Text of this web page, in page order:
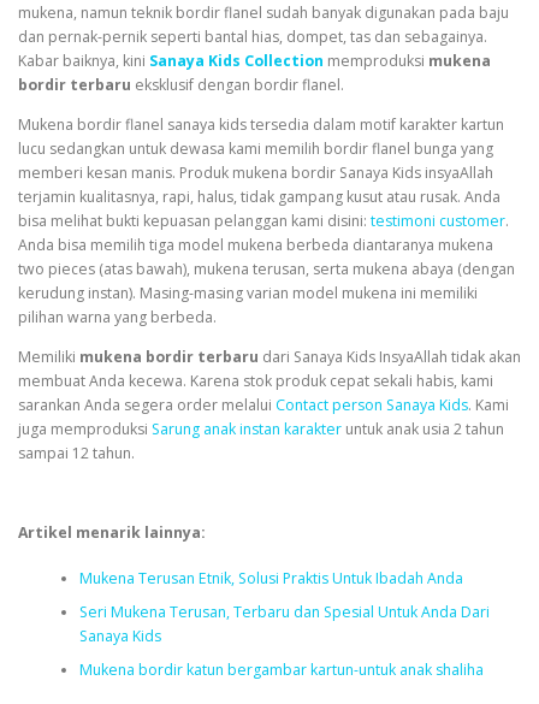
mukena, namun teknik bordir flanel sudah banyak digunakan pada baju
dan pernak-pernik seperti bantal hias, dompet, tas dan sebagainya.
Kabar baiknya, kini Sanaya Kids Collection memproduksi mukena
bordir terbaru eksklusif dengan bordir flanel.
Mukena bordir flanel sanaya kidstersedia dalam motif karakter kartun
lucu sedangkan untuk dewasa kami memilih bordir flanel bunga yang
memberi kesan manis. Produk mukena bordir Sanaya Kids insyaAllah
terjamin kualitasnya, rapi, halus, tidak gampang kusut atau rusak. Anda
bisa melihat bukti kepuasan pelanggan kami disini: testimoni customer.
Anda bisa memilih tiga model mukena berbeda diantaranya mukena
two pieces (atas bawah), mukena terusan, serta mukena abaya (dengan
kerudung instan). Masing-masing varian model mukena ini memiliki
pilihan warna yang berbeda.
Memiliki mukena bordir terbaru dari Sanaya Kids InsyaAllah tidak akan
membuat Anda kecewa. Karena stok produk cepat sekali habis, kami
sarankan Anda segera order melalui Contact person Sanaya Kids. Kami
juga memproduksi Sarung anak instan karakter untuk anak usia 2 tahun
sampai 12 tahun.
Artikel menarik lainnya:
Mukena Terusan Etnik, Solusi Praktis Untuk Ibadah Anda
Seri Mukena Terusan, Terbaru dan Spesial Untuk Anda Dari
Sanaya Kids
Mukena bordir katun bergambar kartun-untuk anak shaliha